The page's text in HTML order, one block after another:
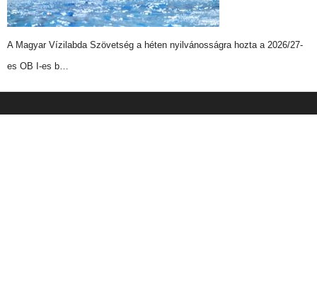
A Magyar Vízilabda Szövetség a héten nyilvánosságra hozta a 2026/27-
es OB I-es b…